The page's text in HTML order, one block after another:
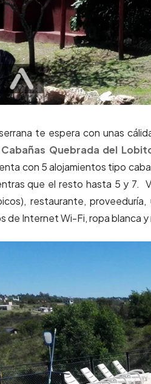
te espera con unas
Cabañas Quebrada del
con 5 alojamientos tipo
que el resto hasta 5 y 7.
restaurante,
de Internet Wi-Fi, ropa blanca y